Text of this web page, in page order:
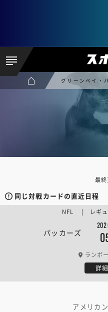
グリーンベイ・
最
同じ対戦カードの直近日程
パッカーズ
NFL | レギュ
ランボ
詳
アメリカ